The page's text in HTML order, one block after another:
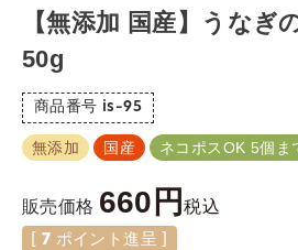
【無添加 国産】うなぎ
50g
商品番号 is-95
無添加 国産 ネコポスOK 5個ま
販売価格 660 税込
7 ポイント進呈 ]